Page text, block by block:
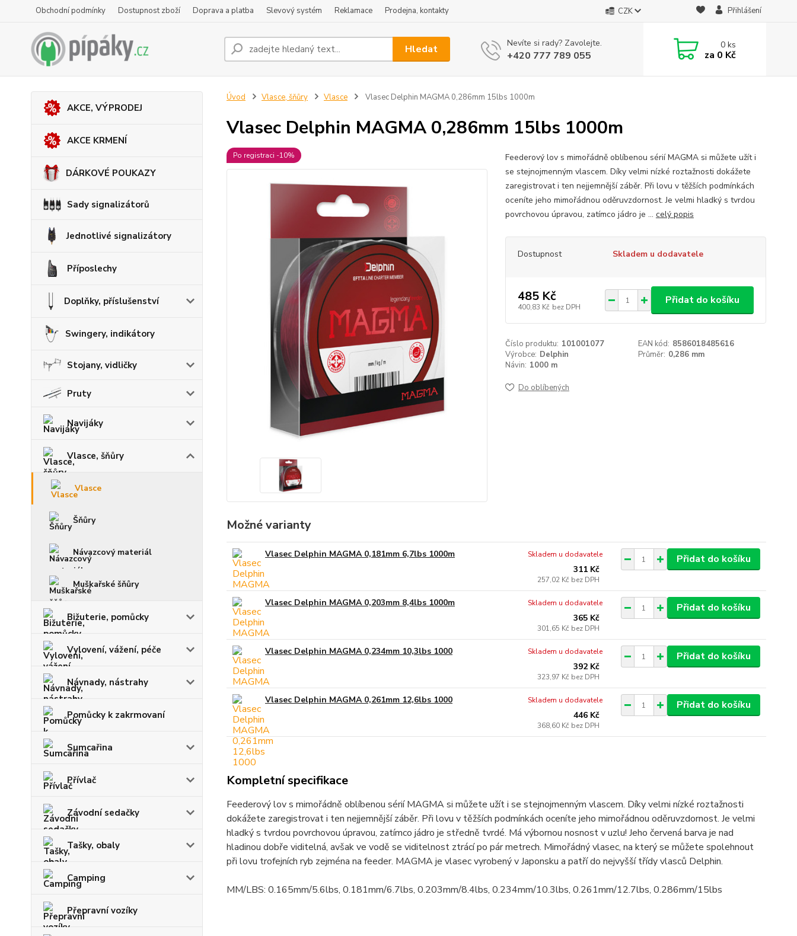
Obchodní podmínky Dostupnost zboží Doprava a platba Slevový systém Reklamace Prodejna, kontakty CZK Přihlášení
Hledat Nevíte si rady? Zavolejte.
+420 777 789 055
0ks
za 0 Kč
AKCE, VÝPRODEJ
AKCE KRMENÍ
DÁRKOVÉ POUKAZY
Sady signalizátorů
Jednotlivé signalizátory
Příposlechy
Doplňky, příslušenství
Swingery, indikátory
Stojany, vidličky
Pruty
Navijáky
Vlasce, šňůry
Vlasce
Šňůry
Návazcový materiál
Muškařské šňůry
Bižuterie, pomůcky
Vylovení, vážení, péče
Návnady, nástrahy
Pomůcky k zakrmovaní
Sumcařina
Přívlač
Závodní sedačky
Tašky, obaly
Camping
Přepravní vozíky
Úvod Vlasce, šňůry Vlasce Vlasec Delphin MAGMA 0,286mm 15lbs 1000m
Vlasec Delphin MAGMA 0,286mm 15lbs 1000m
Po registraci -10%
Feederový lov s mimořádně oblíbenou sérií MAGMA si můžete užít i
se stejnojmenným vlascem. Díky velmi nízké roztažnosti dokážete
zaregistrovat i ten nejjemnější záběr. Při lovu v těžších podmínkách
oceníte jeho mimořádnou oděruvzdornost. Je velmi hladký s tvrdou
povrchovou úpravou, zatímco jádro je ... celý popis
Dostupnost Skladem u dodavatele
485 Kč
400,83 Kč bez DPH
Přidat do košíku
Číslo produktu: 101001077 EAN kód: 8586018485616
Výrobce: Delphin Průměr: 0,286 mm
Návin: 1000 m
Do oblíbených
Možné varianty
Vlasec Delphin MAGMA 0,181mm 6,7lbs 1000m
311 Kč
257,02 Kč bez DPH
Skladem u dodavatele Přidat do košíku
Vlasec Delphin MAGMA 0,203mm 8,4lbs 1000m
365 Kč
301,65 Kč bez DPH
Skladem u dodavatele Přidat do košíku
Vlasec Delphin MAGMA 0,234mm 10,3lbs 1000
392 Kč
323,97 Kč bez DPH
Skladem u dodavatele Přidat do košíku
Vlasec Delphin MAGMA 0,261mm 12,6lbs 1000
446 Kč
368,60 Kč bez DPH
Skladem u dodavatele Přidat do košíku
Kompletní specifikace
Feederový lov s mimořádně oblíbenou sérií MAGMA si můžete užít i se stejnojmenným vlascem. Díky velmi nízké roztažnosti
dokážete zaregistrovat i ten nejjemnější záběr. Při lovu v těžších podmínkách oceníte jeho mimořádnou oděruvzdornost. Je velmi
hladký s tvrdou povrchovou úpravou, zatímco jádro je středně tvrdé. Má výbornou nosnost v uzlu! Jeho červená barva je nad
hladinou dobře viditelná, avšak ve vodě se viditelnost ztrácí po pár metrech. Mimořádný vlasec, na který se můžete spolehnout
při lovu trofejních ryb zejména na feeder. MAGMA je vlasec vyrobený v Japonsku a patří do nejvyšší třídy vlasců Delphin.
MM/LBS: 0.165mm/5.6lbs, 0.181mm/6.7lbs, 0.203mm/8.4lbs, 0.234mm/10.3lbs, 0.261mm/12.7lbs, 0.286mm/15lbs